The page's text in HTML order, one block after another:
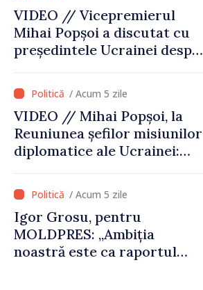
VIDEO // Vicepremierul
Mihai Popșoi a discutat cu
președintele Ucrainei despre
hidrologice din bazinul
râului Nistru și proiecte
comune în infrastructură și
energie
/ Acum 5 zile
VIDEO // Mihai Popșoi, la
Reuniunea șefilor misiunilor
diplomatice ale Ucrainei:
alegerea. Ne-am alăturat
Ucrainei”/ Acum 5 zile
Igor Grosu, pentru
MOLDPRES: „Ambiția
noastră este ca raportul